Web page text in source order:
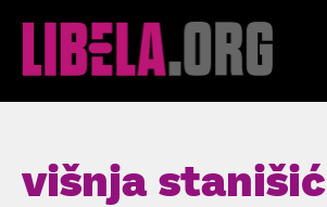
višnja stanišić